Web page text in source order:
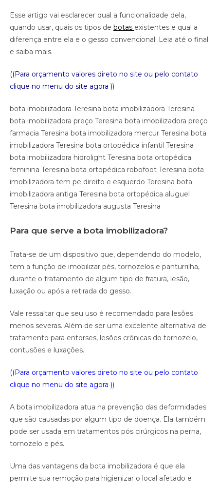
Esse artigo vai esclarecer qual a funcionalidade dela,
quando usar, quais os tipos de botas existentes e qual a
diferença entre ela e o gesso convencional. Leia até o final
e saiba mais.
((Para orçamento valores direto no site ou pelo contato
clique no menu do site agora ))
bota imobilizadora Teresina bota imobilizadora Teresina
bota imobilizadora preço Teresina bota imobilizadora preço
farmacia Teresina bota imobilizadora mercur Teresina bota
imobilizadora Teresina bota ortopédica infantil Teresina
bota imobilizadora hidrolight Teresina bota ortopédica
feminina Teresina bota ortopédica robofoot Teresina bota
imobilizadora tem pe direito e esquerdo Teresina bota
imobilizadora antiga Teresina bota ortopédica aluguel
Teresina bota imobilizadora augusta Teresina
Para que serve a bota imobilizadora?
Trata-se de um dispositivo que, dependendo do modelo,
tem a função de imobilizar pés, tornozelos e panturrilha,
durante o tratamento de algum tipo de fratura, lesão,
luxação ou após a retirada do gesso.
Vale ressaltar que seu uso é recomendado para lesões
menos severas. Além de ser uma excelente alternativa de
tratamento para entorses, lesões crônicas do tornozelo,
contusões e luxações.
((Para orçamento valores direto no site ou pelo contato
clique no menu do site agora ))
A bota imobilizadora atua na prevenção das deformidades
que são causadas por algum tipo de doença. Ela também
pode ser usada em tratamentos pós cirúrgicos na perna,
tornozelo e pés.
Uma das vantagens da bota imobilizadora é que ela
permite sua remoção para higienizar o local afetado e